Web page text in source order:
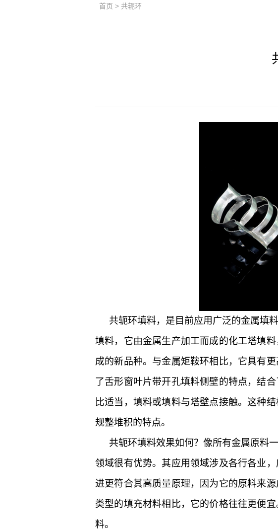
首页 > 共轭环
共轭环填料，是目前应用广泛的金属填
填料，它由金属生产加工而成的化工塔填
成的新品种。与金属矩鞍环相比，它具有
了舌形窗叶片带开孔填料侧壁的特点，结
比适当，填料或填料与塔壁点接触。这种
规整堆积的特点。
共轭环填料效果如何？像所有金属原料
领域很有优势。其应用领域涉及各行各业
进更符合其高质量原理，因为它的原料来
类型的填充材料相比，它的价格往往更便
料。